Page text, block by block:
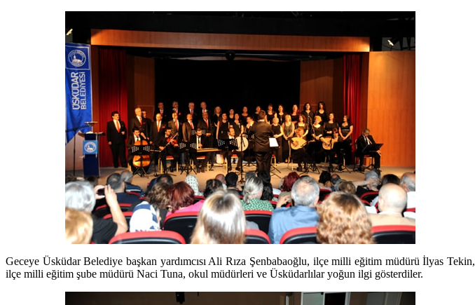
Geceye Üsküdar Belediye başkan yardımcısı Ali Rıza Şenbabaoğlu, ilçe milli eğitim müdürü İlyas Tekin,
ilçe milli eğitim şube müdürü Naci Tuna, okul müdürleri ve Üsküdarlılar yoğun ilgi gösterdiler.